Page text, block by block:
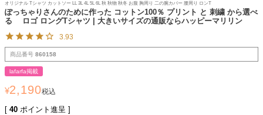
オリジナル Tシャツ カットソー LL 3L 4L 5L 6L 秋 秋物 秋冬 お腹 胸周り 二の腕カバー 腰周り ロンT
ぽっちゃりさんのために作った コットン100％ プリント と 刺繍 から選べ
る ロゴ ロングTシャツ | 大きいサイズの通販ならハッピーマリリン
3.93
商品番号 860158
lafarfa掲載
¥2,190税込
[ 40 ポイント進呈 ]